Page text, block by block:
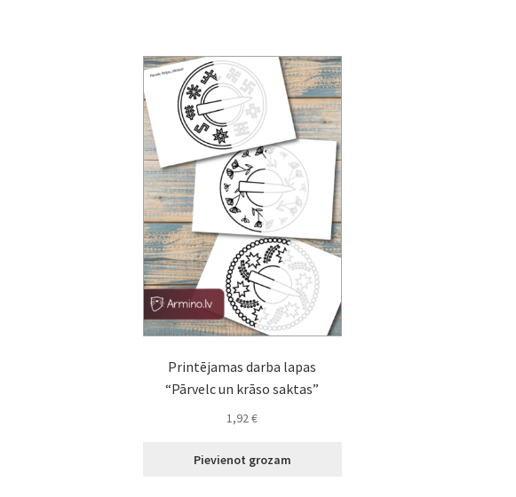
Printējamas darba lapas
“Pārvelc un krāso saktas”
1,92€
Pievienot grozam